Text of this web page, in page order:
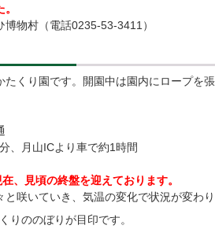
物村（電話0235‐53‐3411）
くり園です。開園中は園内にロープを
、月山ICより車で約1時間
、見頃の終盤を迎えております。
咲いていき、気温の変化で状況が変わり
ののぼりが目印です。